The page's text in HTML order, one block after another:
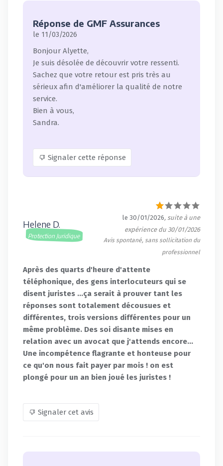
Réponse de GMF Assurances
le 11/03/2026
Bonjour Alyette,
Je suis désolée de découvrir votre ressenti.
Sachez que votre retour est pris très au
sérieux afin d'améliorer la qualité de notre
service.
Bien à vous,
Sandra.
Signaler cette réponse
Helene D.
Protection Juridique
le 30/01/2026, suite à une
expérience du 30/01/2026
Avis spontané, sans sollicitation du
professionnel
Après des quarts d'heure d'attente
téléphonique, des gens interlocuteurs qui se
disent juristes ...ça serait à prouver tant les
réponses sont totalement décousues et
différentes, trois versions différentes pour un
même problème. Des soi disante mises en
relation avec un avocat que j'attends encore...
Une incompétence flagrante et honteuse pour
ce qu'on nous fait payer par mois ! on est
plongé pour un an bien joué les juristes !
Signaler cet avis